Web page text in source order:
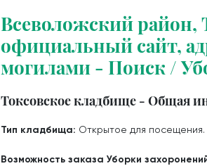
Всеволожский район,
официальный сайт,
могилами - Поиск /
Токсовское кладбище - Общая
Тип кладбища: Открытое для посещения.
Возможность заказа Уборки